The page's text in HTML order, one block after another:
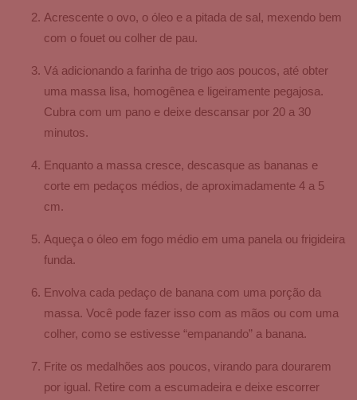
Acrescente o ovo, o óleo e a pitada de sal, mexendo bem
com o fouet ou colher de pau.
Vá adicionando a farinha de trigo aos poucos, até obter
uma massa lisa, homogênea e ligeiramente pegajosa.
Cubra com um pano e deixe descansar por 20 a 30
minutos.
Enquanto a massa cresce, descasque as bananas e
corte em pedaços médios, de aproximadamente 4 a 5
cm.
Aqueça o óleo em fogo médio em uma panela ou frigideira
funda.
Envolva cada pedaço de banana com uma porção da
massa. Você pode fazer isso com as mãos ou com uma
colher, como se estivesse “empanando” a banana.
Frite os medalhões aos poucos, virando para dourarem
por igual. Retire com a escumadeira e deixe escorrer